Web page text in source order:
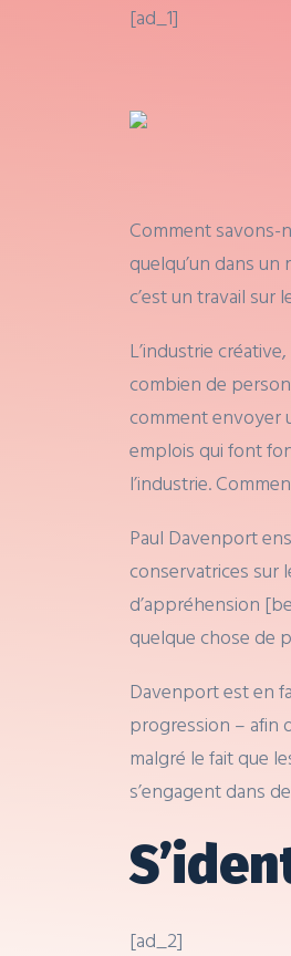
[ad_1]
Comment savons-
quelqu’un dans un
c’est un travail sur
L’industrie
combien de
comment envoyer
emplois qui font
l’industrie.
Paul Davenport
conservatrices sur
d’appréhension
quelque chose de
Davenport est en
progression – afin
malgré le fait que
s’engagent dans
[ad_2]